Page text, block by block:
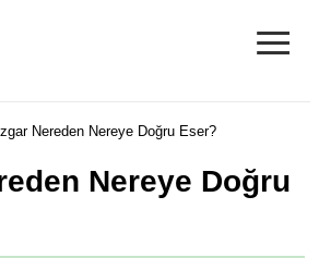
≡
Nereden Nereye Doğru Eser?
Nereye Doğru